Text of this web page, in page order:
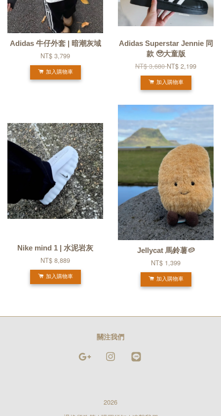
Adidas 牛仔外套 | 暗潮灰域
NT$ 3,799
加入購物車
Adidas Superstar Jennie 同
款 🥹大童版
NT$ 3,680NT$ 2,199
加入購物車
Nike mind 1 | 水泥岩灰
NT$ 8,889
加入購物車
Jellycat 馬鈴薯🥔
NT$ 1,399
加入購物車
關注我們
Google Instagram
2026